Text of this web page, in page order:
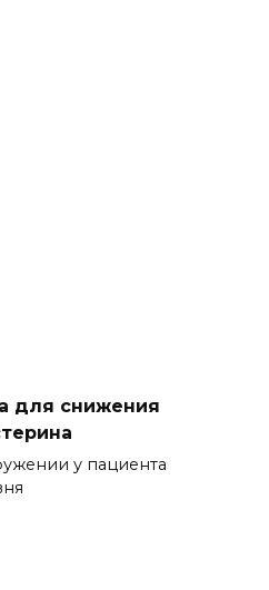
для снижения
у пациента